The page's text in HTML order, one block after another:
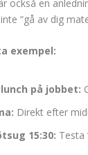
också en
“gå av dig
exempel:
på jobbet:
Direkt efter
15:30: Testa